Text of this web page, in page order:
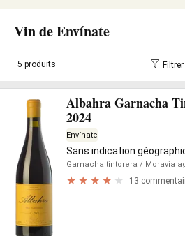
Vin de Envínate
5 produits Filtrer
Albahra Garnacha
2024
Envínate
Sans indication
Garnacha tintorera / Moravia
13